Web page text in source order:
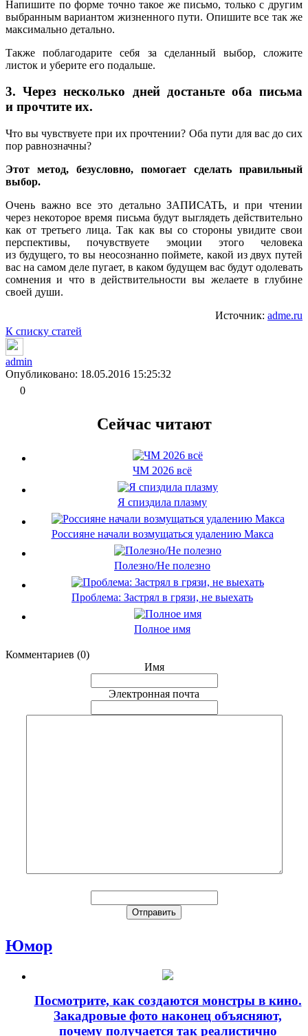
Напишите по форме точно такое же письмо, только с другим
выбранным вариантом жизненного пути. Опишите все так же
максимально детально.
Также поблагодарите себя за сделанный выбор, сложите
листок и уберите его подальше.
3. Через несколько дней достаньте оба письма
и прочтите их.
Что вы чувствуете при их прочтении? Оба пути для вас до сих
пор равнозначны?
Этот метод, безусловно, помогает сделать правильный
выбор.
Очень важно все это детально ЗАПИСАТЬ, и при чтении
через некоторое время письма будут выглядеть действительно
как от третьего лица. Так как вы со стороны увидите свои
перспективы, почувствуете эмоции этого человека
из будущего, то вы неосознанно поймете, какой из двух путей
вас на самом деле пугает, в каком будущем вас будут одолевать
сомнения и что в действительности вы желаете в глубине
своей души.
Источник: adme.ru
К списку статей
admin
Опубликовано: 18.05.2016 15:25:32
0
Сейчас читают
ЧМ 2026 всё
Я спиздила плазму
Россияне начали возмущаться удалению Макса
Полезно/Не полезно
Проблема: Застрял в грязи, не выехать
Полное имя
Комментариев (0)
Имя
Электронная почта
Юмор
Посмотрите, как создаются монстры в кино.
Закадровые фото наконец объясняют,
почему получается так реалистично